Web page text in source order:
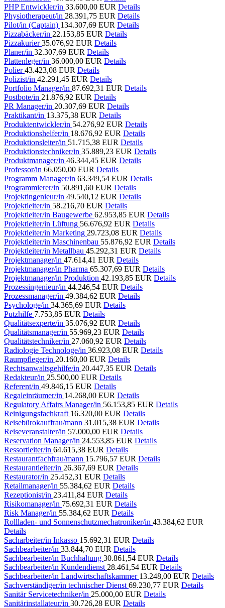
PHP Entwickler/in 33.600,00 EUR Details
Physiotherapeut/in 28.391,75 EUR Details
Pilot/in (Captain) 134.307,69 EUR Details
Pizzabäcker/in 22.153,85 EUR Details
Pizzakurier35.076,92 EUR Details
Planer/in 32.307,69 EUR Details
Plattenleger/in 36.000,00 EUR Details
Polier43.423,08 EUR Details
Polizist/in 42.291,45 EUR Details
Portfolio Manager/in 87.692,31 EUR Details
Postbote/in 21.876,92 EUR Details
PR Manager/in 20.307,69 EUR Details
Praktikant/in 13.375,38 EUR Details
Produktentwickler/in 54.276,92 EUR Details
Produktionshelfer/in 18.676,92 EUR Details
Produktionsleiter/in 51.715,38 EUR Details
Produktionstechniker/in 35.889,23 EUR Details
Produktmanager/in 46.344,45 EUR Details
Professor/in 66.050,00 EUR Details
Programm Manager/in 63.349,54 EUR Details
Programmierer/in 50.891,60 EUR Details
Projektingenieur/in 49.540,12 EUR Details
Projektleiter/in 58.216,70 EUR Details
Projektleiter/in Baugewerbe 62.953,85 EUR Details
Projektleiter/in Lüftung 56.676,92 EUR Details
Projektleiter/in Marketing 29.723,08 EUR Details
Projektleiter/in Maschinenbau 55.876,92 EUR Details
Projektleiter/in Metallbau 45.292,31 EUR Details
Projektmanager/in 47.614,41 EUR Details
Projektmanager/in Pharma 65.307,69 EUR Details
Projektmanager/in Produktion 42.193,85 EUR Details
Prozessingenieur/in 44.246,54 EUR Details
Prozessmanager/in 49.384,62 EUR Details
Psychologe/in 34.365,69 EUR Details
Putzhilfe 7.753,85 EUR Details
Qualitätsexperte/in 35.076,92 EUR Details
Qualitätsmanager/in 55.969,23 EUR Details
Qualitätstechniker/in 27.060,92 EUR Details
Radiologie Technologe/in 36.923,08 EUR Details
Raumpfleger/in 20.160,00 EUR Details
Rechtsanwaltsgehilfe/in 20.447,35 EUR Details
Redakteur/in 25.500,00 EUR Details
Referent/in 49.846,15 EUR Details
Regaleinräumer/in 14.268,00 EUR Details
Regulatory Affairs Manager/in 56.153,85 EUR Details
Reinigungsfachkraft 16.320,00 EUR Details
Reisebürokauffrau/mann 31.015,38 EUR Details
Reiseveranstalter/in 57.000,00 EUR Details
Reservation Manager/in 24.553,85 EUR Details
Ressortleiter/in 64.615,38 EUR Details
Restaurantfachfrau/mann 15.796,57 EUR Details
Restaurantleiter/in 26.367,69 EUR Details
Restaurator/in 25.452,31 EUR Details
Retailmanager/in 55.384,62 EUR Details
Rezeptionist/in 23.411,84 EUR Details
Risikomanager/in 75.692,31 EUR Details
Risk Manager/in 55.384,62 EUR Details
Rollladen- und Sonnenschutzmechatroniker/in 43.384,62 EUR
Details
Sacharbeiter/in Inkasso 15.692,31 EUR Details
Sachbearbeiter/in 33.844,70 EUR Details
Sachbearbeiter/in Buchhaltung 30.861,54 EUR Details
Sachbearbeiter/in Kundendienst 28.461,54 EUR Details
Sachbearbeiter/in Landwirtschaftskammer 13.248,00 EUR Details
Sachverständiger/in technischer Dienst 69.230,77 EUR Details
Sanitär Servicetechniker/in 25.000,00 EUR Details
Sanitärinstallateur/in 30.726,28 EUR Details